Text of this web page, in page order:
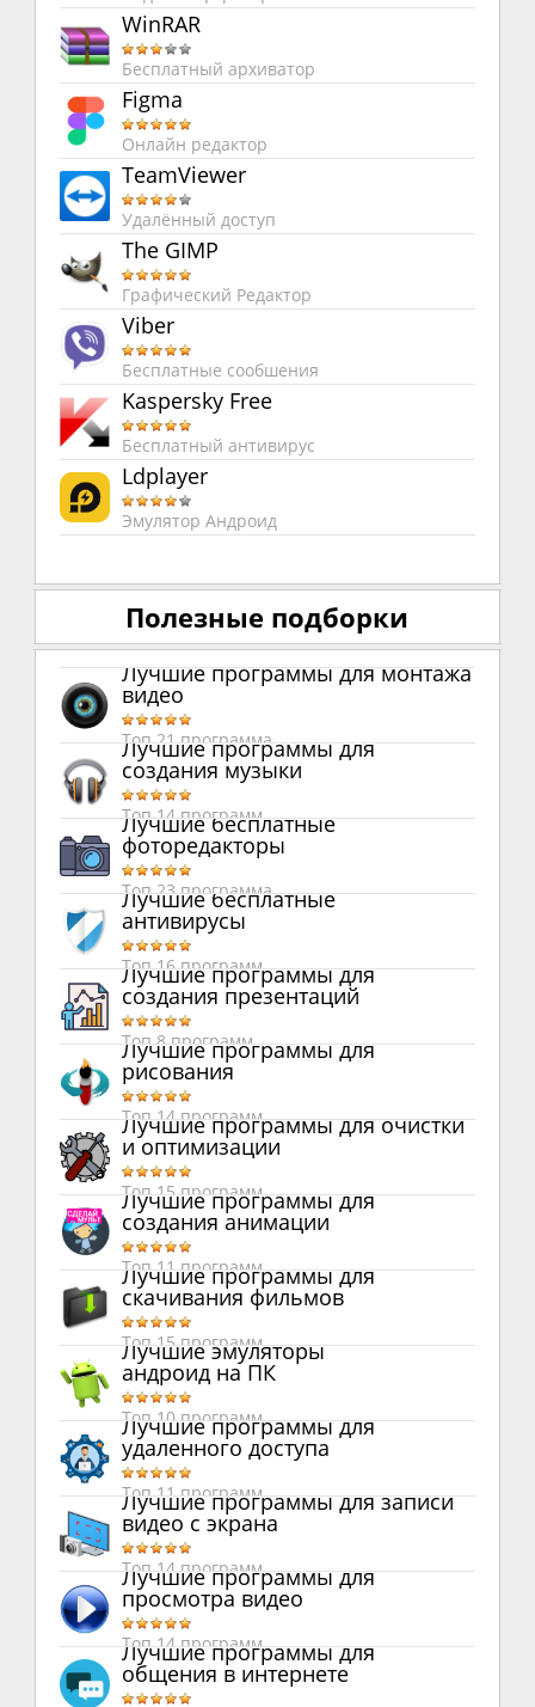
WinRAR
Бесплатный архиватор
Figma
Онлайн редактор
TeamViewer
Удалённый доступ
The GIMP
Графический Редактор
Viber
Бесплатные сообшения
Kaspersky Free
Бесплатный антивирус
Ldplayer
Эмулятор Андроид
Полезные подборки
Лучшие программы для монтажа
видео
Топ 21 программа
Лучшие программы для
создания музыки
Топ 14 программ
Лучшие бесплатные
фоторедакторы
Топ 23 программа
Лучшие бесплатные
антивирусы
Топ 16 программ
Лучшие программы для
создания презентаций
Топ 8 программ
Лучшие программы для
рисования
Топ 14 программ
Лучшие программы для очистки
и оптимизации
Топ 15 программ
Лучшие программы для
создания анимации
Топ 11 программ
Лучшие программы для
скачивания фильмов
Топ 15 программ
Лучшие эмуляторы
андроид на ПК
Топ 10 программ
Лучшие программы для
удаленного доступа
Топ 11 программ
Лучшие программы для записи
видео с экрана
Топ 14 программ
Лучшие программы для
просмотра видео
Топ 14 программ
Лучшие программы для
общения в интернете